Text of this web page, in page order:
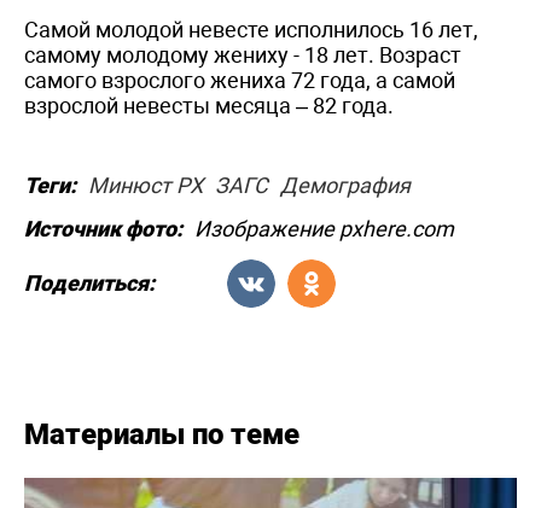
Самой молодой невесте исполнилось 16 лет,
самому молодому жениху - 18 лет. Возраст
самого взрослого жениха 72 года, а самой
взрослой невесты месяца – 82 года.
Теги: Минюст РХ ЗАГС Демография
Источник фото: Изображение pxhere.com
Поделиться:
Материалы по теме